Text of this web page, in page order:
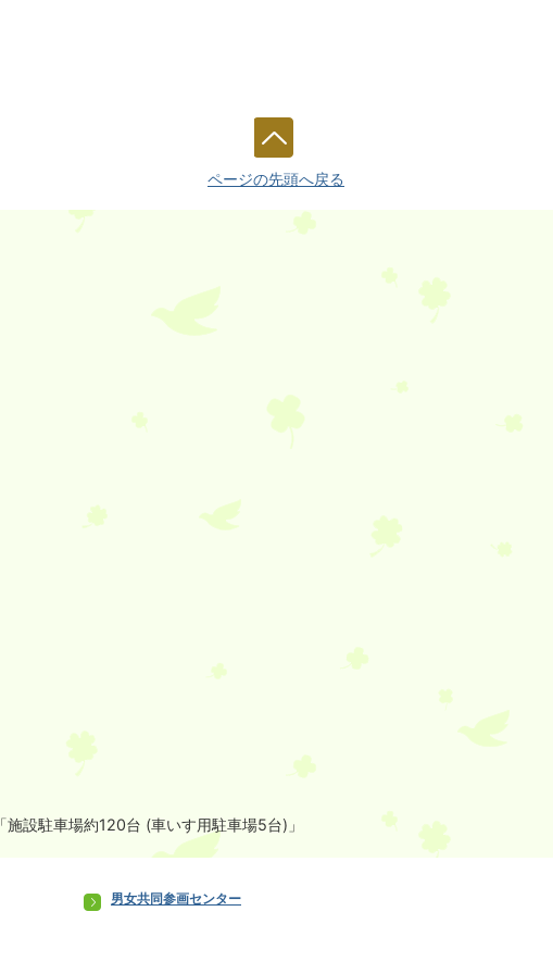
ページの先頭へ戻る
「施設駐車場約120台 (車いす用駐車場5台)」
男女共同参画センター